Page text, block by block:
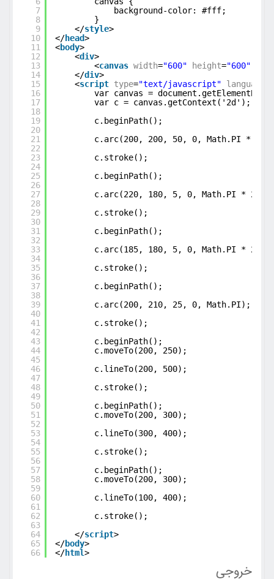
7
8
9
10
11
12
13
14
15
16
17
18
19
20
21
22
23
24
25
26
27
28
29
30
31
32
33
34
35
36
37
38
39
40
41
42
43
44
45
46
47
48
49
50
51
52
53
54
55
56
57
58
59
60
61
62
63
64
65
66
background-color: #fff;
}
</style>
</head>
<body>
<div>
<canvas width="600" height="600"
</div>
<script type="text/javascript" language
var canvas =
var c = canvas.getContext('2d');
c.beginPath();
c.arc(200, 200, 50, 0, Math.PI * 2);
c.stroke();
c.beginPath();
c.arc(220, 180, 5, 0, Math.PI * 2);
c.stroke();
c.beginPath();
c.arc(185, 180, 5, 0, Math.PI * 2);
c.stroke();
c.beginPath();
c.arc(200, 210, 25, 0, Math.PI);
c.stroke();
c.beginPath();
c.moveTo(200, 250);
c.lineTo(200, 500);
c.stroke();
c.beginPath();
c.moveTo(200, 300);
c.lineTo(300, 400);
c.stroke();
c.beginPath();
c.moveTo(200, 300);
c.lineTo(100, 400);
c.stroke();
</script>
</body>
</html>
خروجی